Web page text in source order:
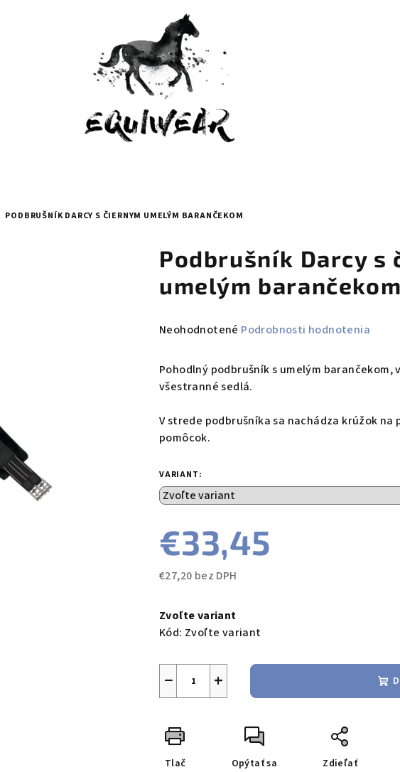
PODBRUŠNÍK DARCY S ČIERNYM UMELÝM BARANČEKOM
Podbrušník Darcy s
umelým barančekom
Priemerné
produktu
je
z
hviezdičiek.
Neohodnotené Podrobnosti hodnotenia
Pohodlný podbrušník s umelým barančekom,
všestranné sedlá.
V strede podbrušníka sa nachádza krúžok
pomôcok.
VARIANT:
€33,45
€27,20 bez DPH
cena:
Zvoľte variant
Kód: Zvoľte variant
+
−
Tlač Opýtať sa Zdieľať